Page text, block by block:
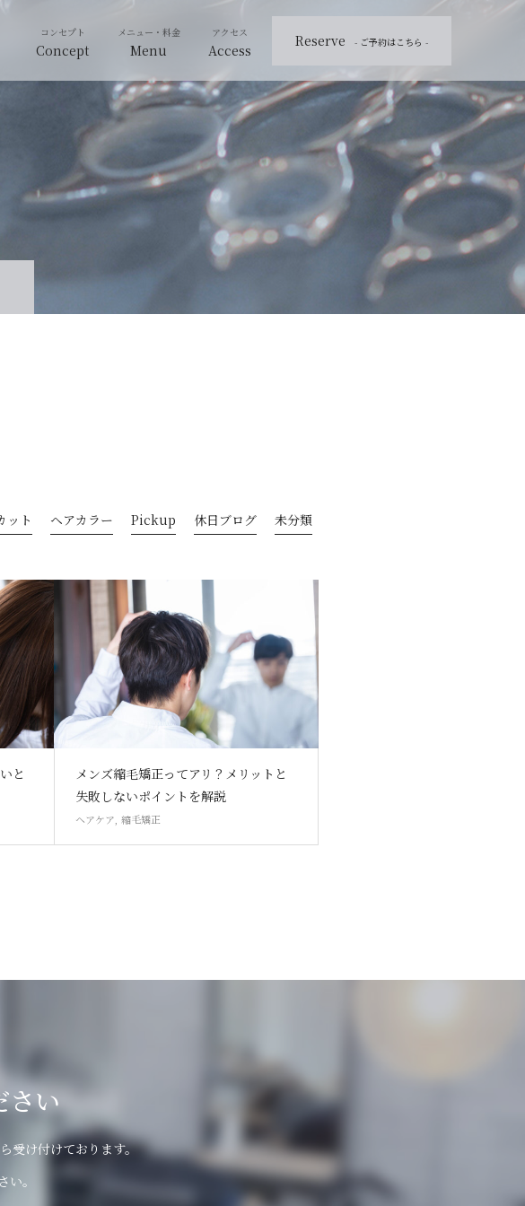
Concept Menu Access
Reserve - ご予約はこちら -
ット ヘアカラー Pickup 休日ブログ 未分類
と
メンズ縮毛矯正ってアリ？メリットと
失敗しないポイントを解説
ヘアケア, 縮毛矯正
さい
受け付けております。
。